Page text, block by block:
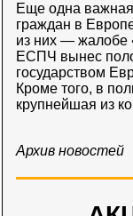
Еще одна
граждан в
из них — жалобе
ЕСПЧ вынес
государством
Кроме того, в
крупнейшая из
Архив новостей